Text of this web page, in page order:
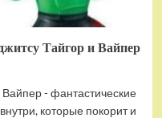
Тайгор и Вайпер
- фантастические
которые покорит и